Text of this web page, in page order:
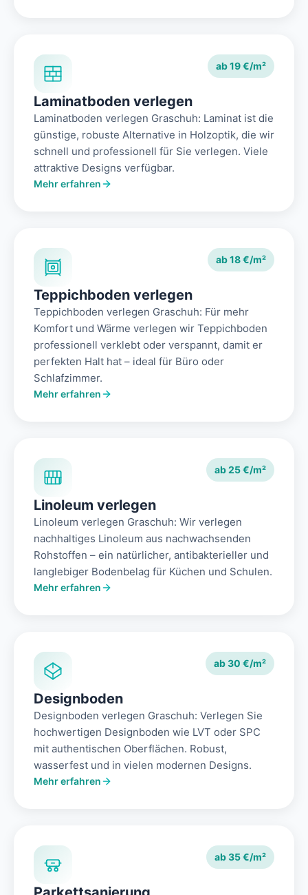
ab 19 €/m²
Laminatboden verlegen
Laminatboden verlegen Graschuh: Laminat ist die
günstige, robuste Alternative in Holzoptik, die wir
schnell und professionell für Sie verlegen. Viele
attraktive Designs verfügbar.
Mehr erfahren
ab 18 €/m²
Teppichboden verlegen
Teppichboden verlegen Graschuh: Für mehr
Komfort und Wärme verlegen wir Teppichboden
professionell verklebt oder verspannt, damit er
perfekten Halt hat – ideal für Büro oder
Schlafzimmer.
Mehr erfahren
ab 25 €/m²
Linoleum verlegen
Linoleum verlegen Graschuh: Wir verlegen
nachhaltiges Linoleum aus nachwachsenden
Rohstoffen – ein natürlicher, antibakterieller und
langlebiger Bodenbelag für Küchen und Schulen.
Mehr erfahren
ab 30 €/m²
Designboden
Designboden verlegen Graschuh: Verlegen Sie
hochwertigen Designboden wie LVT oder SPC
mit authentischen Oberflächen. Robust,
wasserfest und in vielen modernen Designs.
Mehr erfahren
ab 35 €/m²